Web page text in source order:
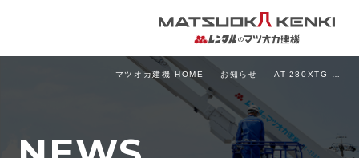
マツオカ建機 HOME お知らせ AT-280XTG-…